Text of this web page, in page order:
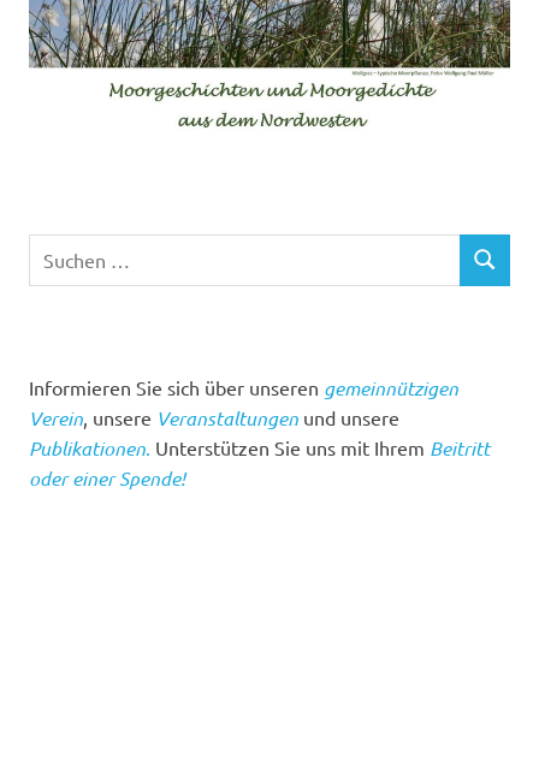
nach:
SUCHEN
Informieren Sie sich über unseren gemeinnützigen
Verein , unsere Veranstaltungen und unsere
Publikationen Unterstützen Sie uns mit Ihrem Beitritt
oder einer Spende!